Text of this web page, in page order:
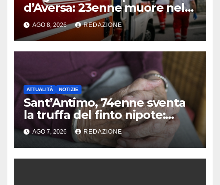
d’Aversa: 23enne muore nel
panificio
AGO 8, 2026 REDAZIONE
ATTUALITÀ NOTIZIE
Sant’Antimo, 74enne sventa
la truffa del finto nipote:
denunciato un 16enne
AGO 7, 2026 REDAZIONE